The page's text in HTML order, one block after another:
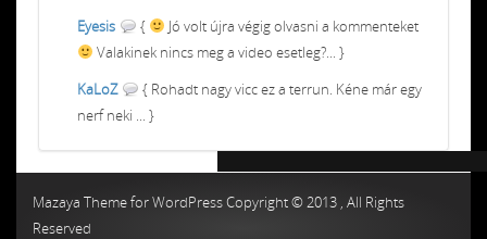
Eyesis
{
Jó volt újra végig olvasni a kommenteket
Valakinek nincs meg a video esetleg?... }
KaLoZ
{ Rohadt nagy vicc ez a terrun. Kéne már egy
nerf neki ... }
Mazaya Theme for WordPress Copyright © 2013 , All Rights
Reserved